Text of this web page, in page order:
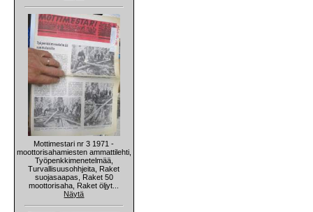
Mottimestari nr 3 1971 -
moottorisahamiesten ammattilehti,
Työpenkkimenetelmää,
Turvallisuusohhjeita, Raket
suojasaapas, Raket 50
moottorisaha, Raket öljyt...
Näytä